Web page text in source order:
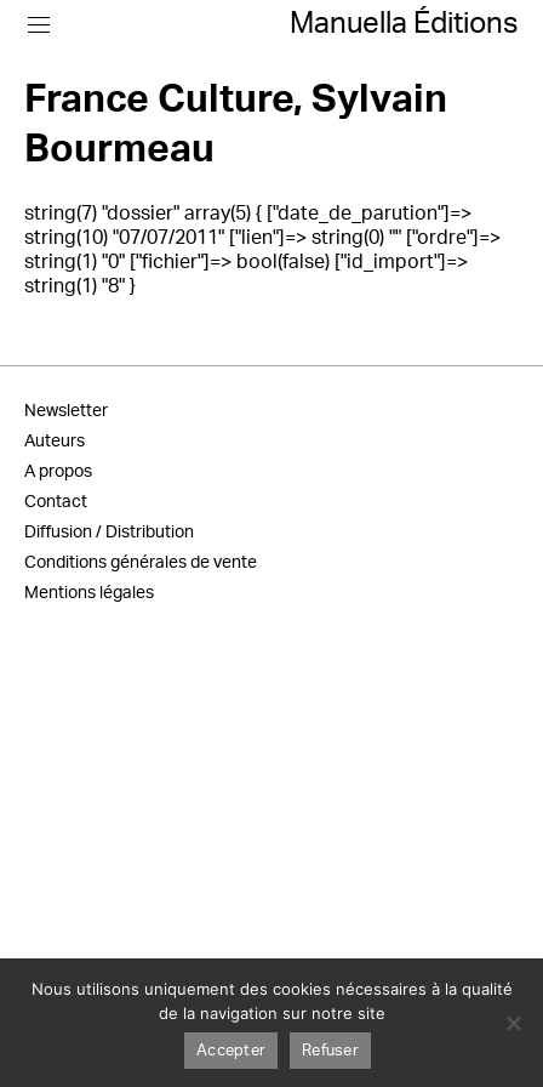
Manuella Éditions
France Culture, Sylvain
Bourmeau
string(7) "dossier" array(5) { ["date_de_parution"]=>
string(10) "07/07/2011" ["lien"]=> string(0) "" ["ordre"]=>
string(1) "0" ["fichier"]=> bool(false) ["id_import"]=>
string(1) "8" }
Newsletter
Auteurs
A propos
Contact
Diffusion / Distribution
Conditions générales de vente
Mentions légales
Nous utilisons uniquement des cookies nécessaires à la qualité
de la navigation sur notre site
Accepter Refuser